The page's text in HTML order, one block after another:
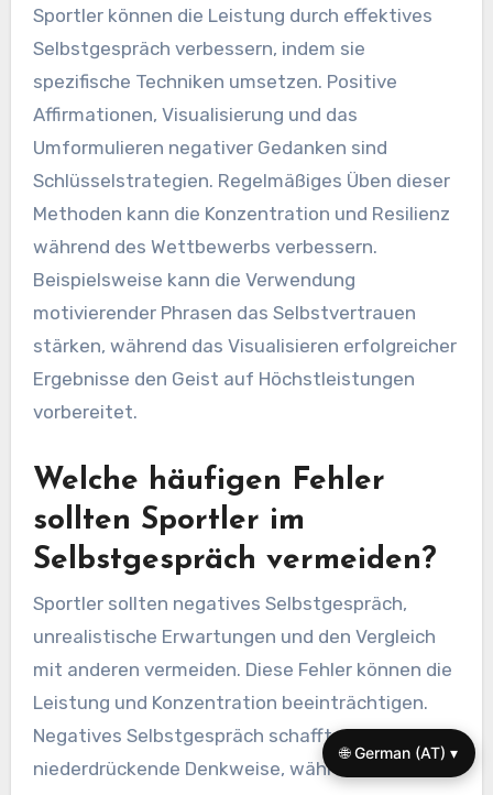
Welche Best Practices
können Sportler für
effektives
Selbstgespräch
umsetzen?
spezifische Techniken umsetzen. Positive
Affirmationen, Visualisierung und das
Umformulieren negativer Gedanken sind
Schlüsselstrategien. Regelmäßiges Üben dieser
Methoden kann die Konzentration und Resilienz
während des Wettbewerbs verbessern.
Beispielsweise kann die Verwendung
motivierender Phrasen das Selbstvertrauen
stärken, während das Visualisieren erfolgreicher
Ergebnisse den Geist auf Höchstleistungen
🌐 German (AT) ▾